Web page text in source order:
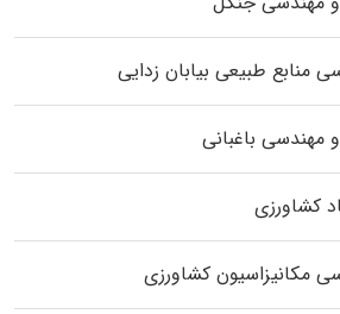
منابع طبیعی بیابان زدایی
مهندسی باغبانی
کشاورزی
مکانیزاسیون کشاورزی